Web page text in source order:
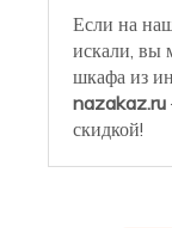
Если на
искали, вы
шкафа из
nazakaz.ru
скидкой!